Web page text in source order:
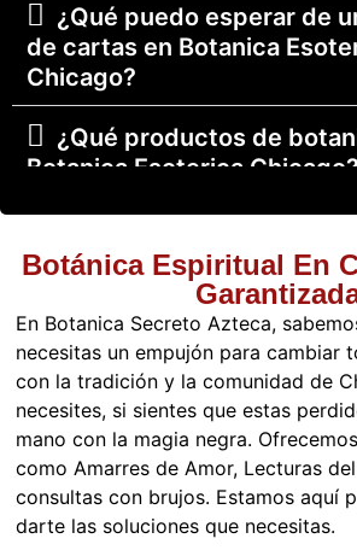
¿Qué puedo esperar de
de cartas en Botanica
Chicago?
¿Qué productos de
Botanica Esoterica Chicago?
servicios de Botánica
¿Cómo saber si necesito
energética en vez de un
¿Las limpias espirituales
dentro de la Botánica?
¿Puedo llevar objetos
Botánica Espiritual En
En Botanica Secreto Azteca,
necesitas un empujón para cambiar
con la tradición y la comunidad de
necesites, si sientes que estas
mano con la magia negra.
como Amarres de Amor, Lecturas
consultas con brujos. Estamos aquí
darte las soluciones que necesitas.